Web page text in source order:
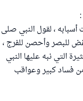
أسبابه ، لقول النبي صلى
للبصر وأحصن للفرج ،
التي نبه عليها النبي
فساد كبير وعواقب